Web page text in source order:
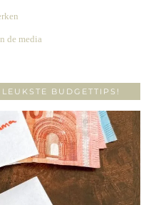
de media
BUDGETTIPS!